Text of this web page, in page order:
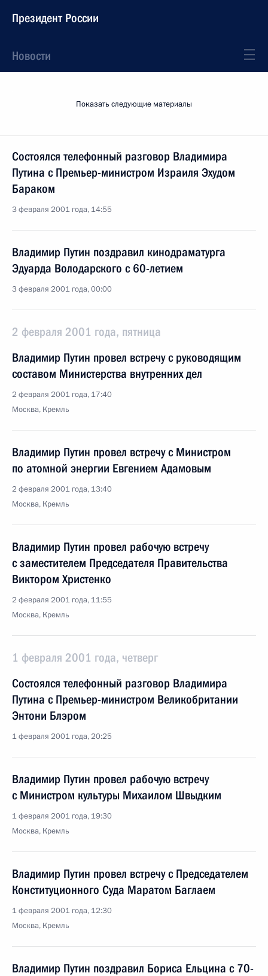
Президент России
Новости
Показать следующие материалы
Состоялся телефонный разговор Владимира
Путина с Премьер-министром Израиля Эхудом
Бараком
3 февраля 2001 года, 14:55
Владимир Путин поздравил кинодраматурга
Эдуарда Володарского с 60-летием
3 февраля 2001 года, 00:00
2 февраля 2001 года, пятница
Владимир Путин провел встречу с руководящим
составом Министерства внутренних дел
2 февраля 2001 года, 17:40
Москва, Кремль
Владимир Путин провел встречу с Министром
по атомной энергии Евгением Адамовым
2 февраля 2001 года, 13:40
Москва, Кремль
Владимир Путин провел рабочую встречу
с заместителем Председателя Правительства
Виктором Христенко
2 февраля 2001 года, 11:55
Москва, Кремль
1 февраля 2001 года, четверг
Состоялся телефонный разговор Владимира
Путина с Премьер-министром Великобритании
Энтони Блэром
1 февраля 2001 года, 20:25
Владимир Путин провел рабочую встречу
с Министром культуры Михаилом Швыдким
1 февраля 2001 года, 19:30
Москва, Кремль
Владимир Путин провел встречу с Председателем
Конституционного Суда Маратом Баглаем
1 февраля 2001 года, 12:30
Москва, Кремль
Владимир Путин поздравил Бориса Ельцина с 70-